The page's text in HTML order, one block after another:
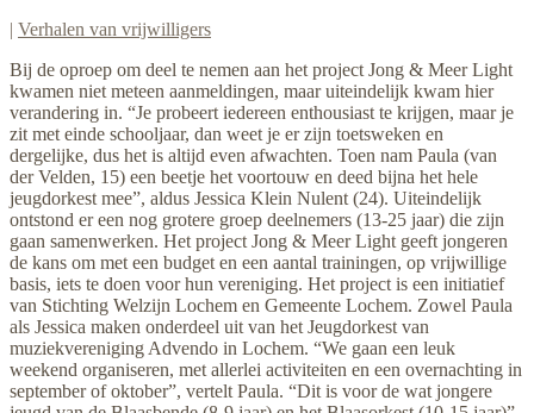
| Verhalen van vrijwilligers
Bij de oproep om deel te nemen aan het project Jong & Meer Light
kwamen niet meteen aanmeldingen, maar uiteindelijk kwam hier
verandering in. “Je probeert iedereen enthousiast te krijgen, maar je
zit met einde schooljaar, dan weet je er zijn toetsweken en
dergelijke, dus het is altijd even afwachten. Toen nam Paula (van
der Velden, 15) een beetje het voortouw en deed bijna het hele
jeugdorkest mee”, aldus Jessica Klein Nulent (24). Uiteindelijk
ontstond er een nog grotere groep deelnemers (13-25 jaar) die zijn
gaan samenwerken. Het project Jong & Meer Light geeft jongeren
de kans om met een budget en een aantal trainingen, op vrijwillige
basis, iets te doen voor hun vereniging. Het project is een initiatief
van Stichting Welzijn Lochem en Gemeente Lochem. Zowel Paula
als Jessica maken onderdeel uit van het Jeugdorkest van
muziekvereniging Advendo in Lochem. “We gaan een leuk
weekend organiseren, met allerlei activiteiten en een overnachting in
september of oktober”, vertelt Paula. “Dit is voor de wat jongere